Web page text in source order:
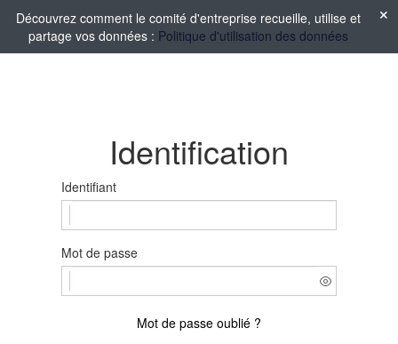
Découvrez comment le comité d'entreprise recueille, utilise et
partage vos données : Politique d'utilisation des données
Identification
Identifiant
Mot de passe
Mot de passe oublié ?